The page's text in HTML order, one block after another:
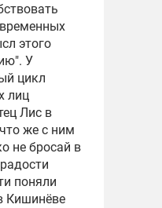
этого
У
цикл
лиц
Лис в
же с ним
не бросай в
поняли
Кишинёве